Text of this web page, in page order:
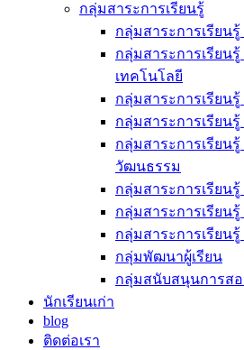
กลุ่มสาระการเรียนรู้
กลุ่มสาระการเรียน
กลุ่มสาระการเรียน
เทคโนโลยี
กลุ่มสาระการเรียน
กลุ่มสาระการเรียน
กลุ่มสาระการเรียน
วัฒนธรรม
กลุ่มสาระการเรียน
กลุ่มสาระการเรียนรู้
กลุ่มสาระการเรียน
กลุ่มพัฒนาผู้เรียน
กลุ่มสนับสนุนการส
นักเรียนเก่า
blog
ติดต่อเรา